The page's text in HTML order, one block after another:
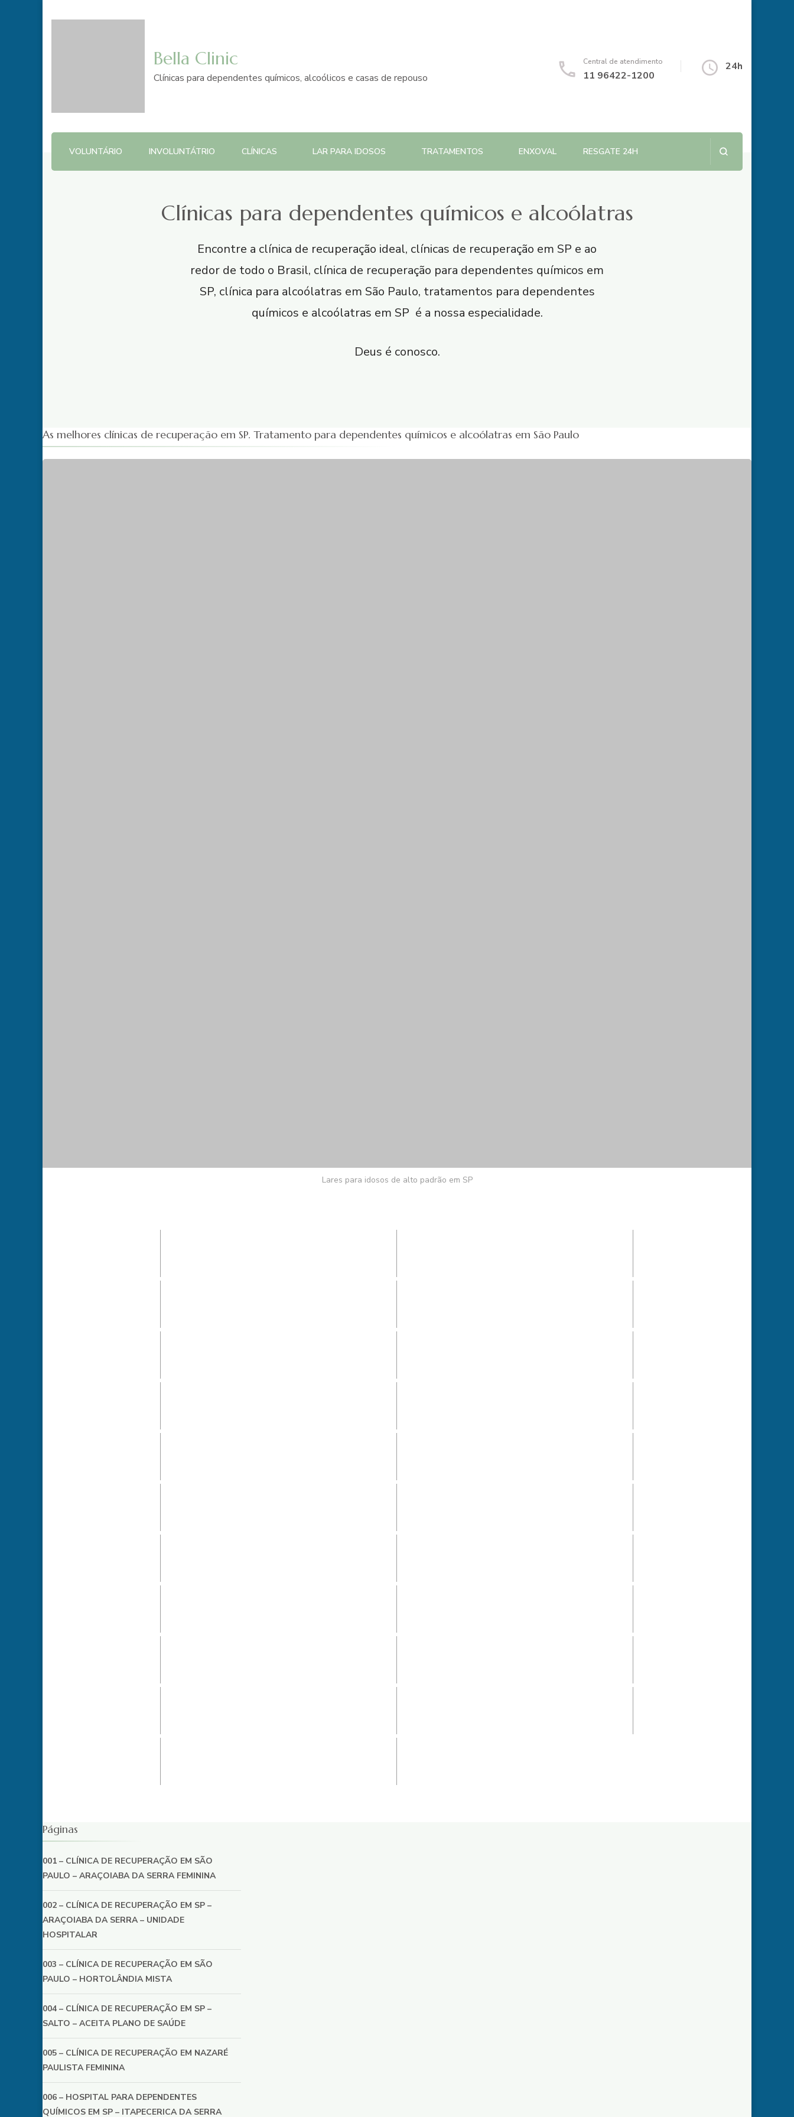
Bella Clinic
Clínicas para dependentes químicos, alcoólicos e casas de repouso
Central de atendimento
11 96422-1200
24h
VOLUNTÁRIO INVOLUNTÁTRIO CLÍNICAS LAR PARA IDOSOS TRATAMENTOS ENXOVAL RESGATE 24H
Clínicas para dependentes químicos e alcoólatras
Encontre a clínica de recuperação ideal, clínicas de recuperação em SP e ao
redor de todo o Brasil, clínica de recuperação para dependentes químicos em
SP, clínica para alcoólatras em São Paulo, tratamentos para dependentes
químicos e alcoólatras em SP é a nossa especialidade.
Deus é conosco.
As melhores clínicas de recuperação em SP. Tratamento para dependentes químicos e alcoólatras em São Paulo
Lares para idosos de alto padrão em SP
Páginas
001 – CLÍNICA DE RECUPERAÇÃO EM SÃO
PAULO – ARAÇOIABA DA SERRA FEMININA
002 – CLÍNICA DE RECUPERAÇÃO EM SP –
ARAÇOIABA DA SERRA – UNIDADE
HOSPITALAR
003 – CLÍNICA DE RECUPERAÇÃO EM SÃO
PAULO – HORTOLÂNDIA MISTA
004 – CLÍNICA DE RECUPERAÇÃO EM SP –
SALTO – ACEITA PLANO DE SAÚDE
005 – CLÍNICA DE RECUPERAÇÃO EM NAZARÉ
PAULISTA FEMININA
006 – HOSPITAL PARA DEPENDENTES
QUÍMICOS EM SP – ITAPECERICA DA SERRA